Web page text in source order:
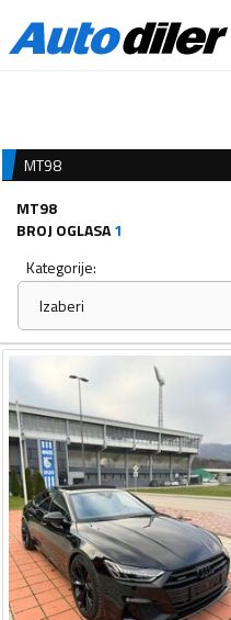
MT98
MT98
BROJ OGLASA1
Kategorije:
Izaberi